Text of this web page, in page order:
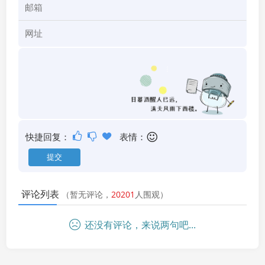
快捷回复： 表情：
评论列表 （暂无评论， 20201 人围观）
还没有评论，来说两句吧...